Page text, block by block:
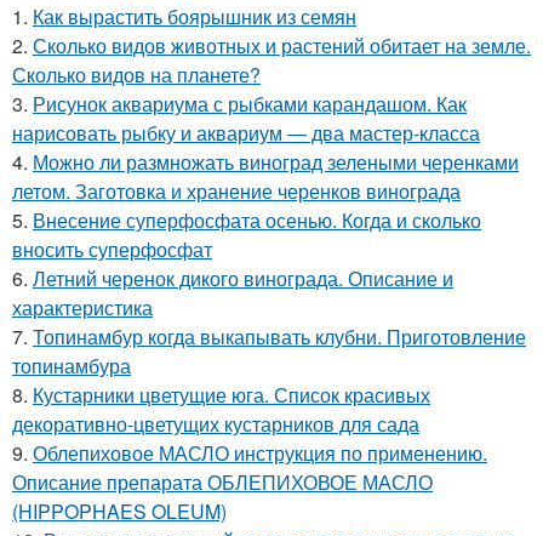
1. Как вырастить боярышник из семян
2. Сколько видов животных и растений обитает на земле.
Сколько видов на планете?
3. Рисунок аквариума с рыбками карандашом. Как
нарисовать рыбку и аквариум — два мастер-класса
4. Можно ли размножать виноград зелеными черенками
летом. Заготовка и хранение черенков винограда
5. Внесение суперфосфата осенью. Когда и сколько
вносить суперфосфат
6. Летний черенок дикого винограда. Описание и
характеристика
7. Топинамбур когда выкапывать клубни. Приготовление
топинамбура
8. Кустарники цветущие юга. Список красивых
декоративно-цветущих кустарников для сада
9. Облепиховое МАСЛО инструкция по применению.
Описание препарата ОБЛЕПИХОВОЕ МАСЛО
(HIPPOPHAES OLEUM)